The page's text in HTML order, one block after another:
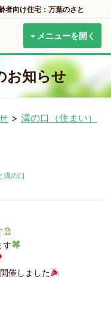
者向け住宅：万葉のさと
メニューを開く
お知らせ
> 溝の口（住まい）
溝の口
す
催しました